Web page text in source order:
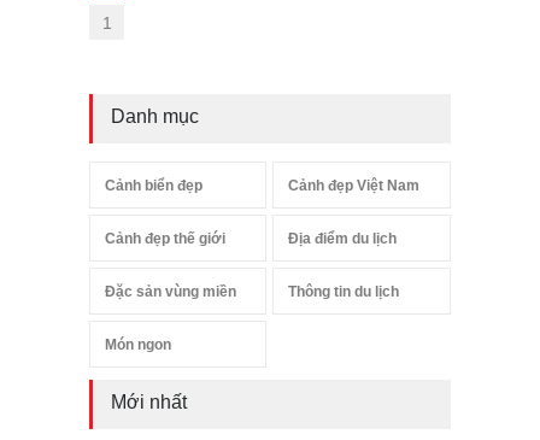
1
Danh mục
Cảnh biển đẹp Cảnh đẹp Việt Nam
Cảnh đẹp thế giới Địa điểm du lịch
Đặc sản vùng miền Thông tin du lịch
Món ngon
Mới nhất